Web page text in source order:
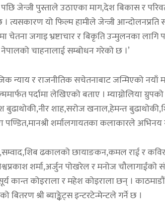
पछि जेन्जी पुस्ताले उठाएका माग,देश बिकास र
यो फिल्म हामीले जेन्जी आन्दोलनप्रति
चेतना जगाइ भ्रष्टाचार र बिकृति उन्मुलनका
चाहनालाई सम्बोधन गरेको छ ।’
न्याय र राजनीतिक सचेतनाबाट जन्मिएको नयाँ
पर्दामा लेखिएको बताए । म्याग्नोलिया
शाह,सरोज खनाल,हेमन्त
पण्डित,मानश्री शर्मालगायतका कलाकारले
ढकालको छायाङकन,कमल राई र
शर्मा,अर्जुन पोखरेल र मनोज चौलागाईंको
कान्त कोइराला र महेश कोइराला छन् ।
श्री ब्याङ्केट्स इन्टरटेन्मेन्टले गर्ने छ ।